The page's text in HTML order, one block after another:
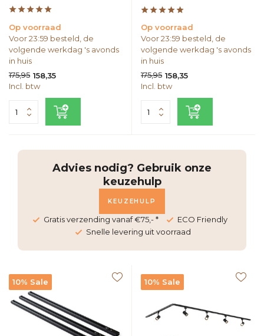
Op voorraad
Voor 23:59 besteld, de
volgende werkdag 's avonds
in huis
175,95 158,35
Incl. btw
Op voorraad
Voor 23:59 besteld, de
volgende werkdag 's avonds
in huis
175,95 158,35
Incl. btw
Advies nodig? Gebruik onze
keuzehulp
KEUZEHULP
Gratis verzending vanaf €75,- *
ECO Friendly
Snelle levering uit voorraad
10% Sale 10% Sale